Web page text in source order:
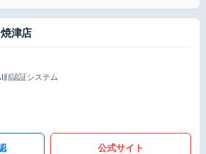
津店
顔認証システム
公式サイト